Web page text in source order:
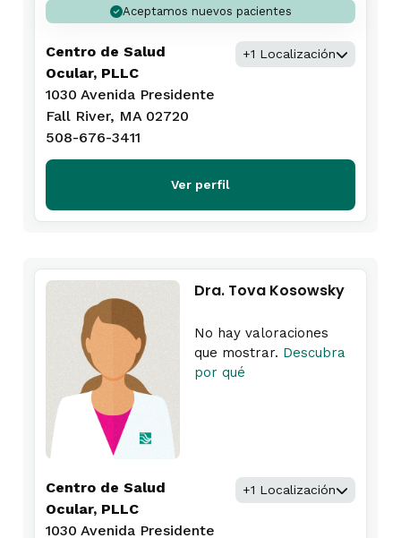
Aceptamos nuevos pacientes
Centro de Salud
Ocular, PLLC
1030 Avenida Presidente
Fall River, MA 02720
508-676-3411
+1 Localización
Ver perfil
Dra. Tova Kosowsky
No hay valoraciones
que mostrar. Descubra
por qué
Centro de Salud
Ocular, PLLC
1030 Avenida Presidente
+1 Localización